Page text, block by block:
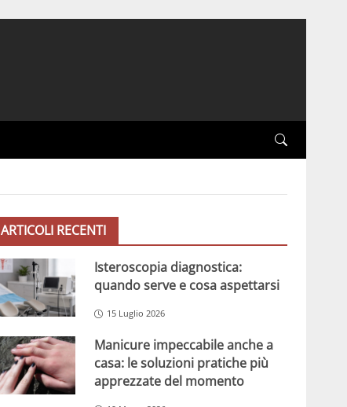
ARTICOLI RECENTI
Isteroscopia diagnostica:
quando serve e cosa aspettarsi
15 Luglio 2026
Manicure impeccabile anche a
casa: le soluzioni pratiche più
apprezzate del momento